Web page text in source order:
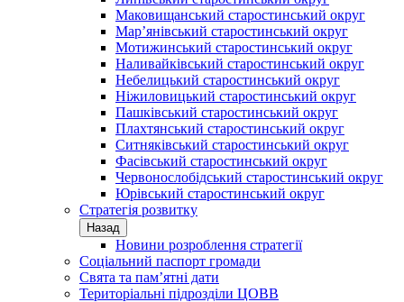
Маковищанський старостинський округ
Мар’янівський старостинський округ
Мотижинський старостинський округ
Наливайківський старостинський округ
Небелицький старостинський округ
Ніжиловицький старостинський округ
Пашківський старостинський округ
Плахтянський старостинський округ
Ситняківський старостинський округ
Фасівський старостинський округ
Червонослобідський старостинський округ
Юрівський старостинський округ
Стратегія розвитку
Назад
Новини розроблення стратегії
Соціальний паспорт громади
Свята та пам’ятні дати
Територіальні підрозділи ЦОВВ